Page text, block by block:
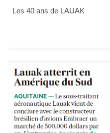
Les 40 ans de LAUAK